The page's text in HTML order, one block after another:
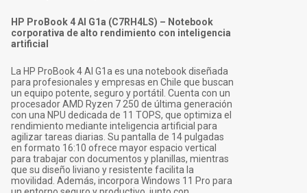
HP ProBook 4 AI G1a (C7RH4LS) – Notebook
corporativa de alto rendimiento con inteligencia
artificial
La HP ProBook 4 AI G1a es una notebook diseñada
para profesionales y empresas en Chile que buscan
un equipo potente, seguro y portátil. Cuenta con un
procesador AMD Ryzen 7 250 de última generación
con una NPU dedicada de 11 TOPS, que optimiza el
rendimiento mediante inteligencia artificial para
agilizar tareas diarias. Su pantalla de 14 pulgadas
en formato 16:10 ofrece mayor espacio vertical
para trabajar con documentos y planillas, mientras
que su diseño liviano y resistente facilita la
movilidad. Además, incorpora Windows 11 Pro para